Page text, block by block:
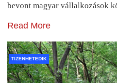
bevont magyar vállalkozások
Read More
TIZENHETEDIK